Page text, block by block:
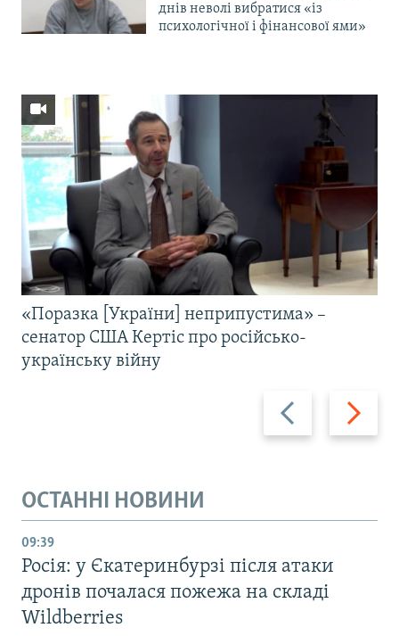
днів неволі вибратися «із
психологічної і фінансової ями»
Назад Вперед
«Поразка [України] неприпустима» –
сенатор США Кертіс про російсько-
українську війну
ОСТАННІ НОВИНИ
09:39
Росія: у Єкатеринбурзі після атаки
дронів почалася пожежа на складі
Wildberries